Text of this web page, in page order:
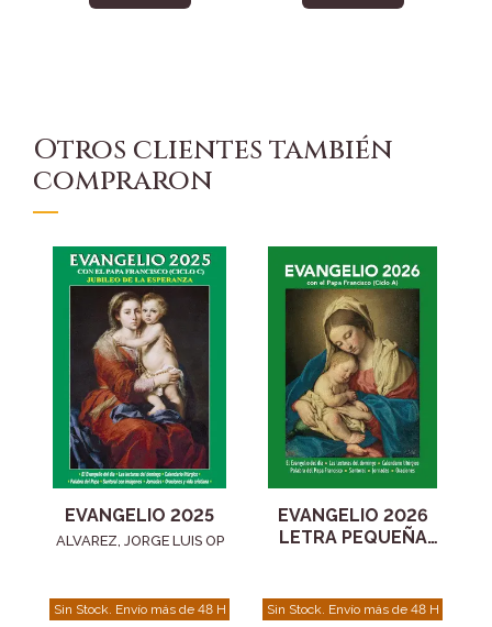
Otros clientes también
compraron
EVANGELIO 2025
ALVAREZ, JORGE LUIS OP
Sin Stock. Envío más de 48 H
EVANGELIO 2026
LETRA PEQUEÑA
Sin Stock. Envío más de 48 H